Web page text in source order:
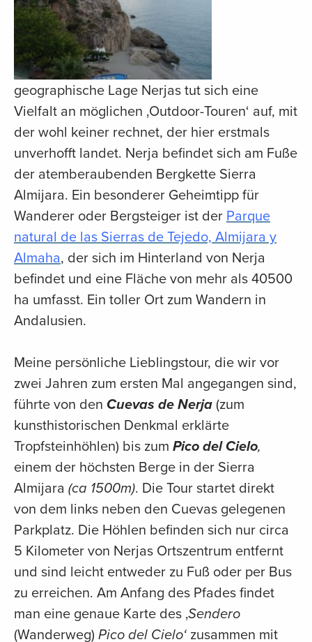
geographische Lage Nerjas tut sich eine
Vielfalt an möglichen ‚Outdoor-Touren‘ auf, mit
der wohl keiner rechnet, der hier erstmals
unverhofft landet. Nerja befindet sich am Fuße
der atemberaubenden Bergkette Sierra
Almijara. Ein besonderer Geheimtipp für
Wanderer oder Bergsteiger ist derParque
natural de las Sierras de Tejedo, Almijara y
Almaha, der sich im Hinterland von Nerja
befindet und eine Fläche von mehr als 40500
ha umfasst. Ein toller Ort zum Wandern in
Andalusien.
Meine persönliche Lieblingstour, die wir vor
zwei Jahren zum ersten Mal angegangen sind,
führte von den Cuevas de Nerja (zum
kunsthistorischen Denkmal erklärte
Tropfsteinhöhlen) bis zum Pico del Cielo,
einem der höchsten Berge in der Sierra
Almijara (ca 1500m). Die Tour startet direkt
von dem links neben den Cuevas gelegenen
Parkplatz. Die Höhlen befinden sich nur circa
5 Kilometer von Nerjas Ortszentrum entfernt
und sind leicht entweder zu Fuß oder per Bus
zu erreichen. Am Anfang des Pfades findet
man eine genaue Karte des ‚Sendero
(Wanderweg) Pico del Cielo‘ zusammen mit